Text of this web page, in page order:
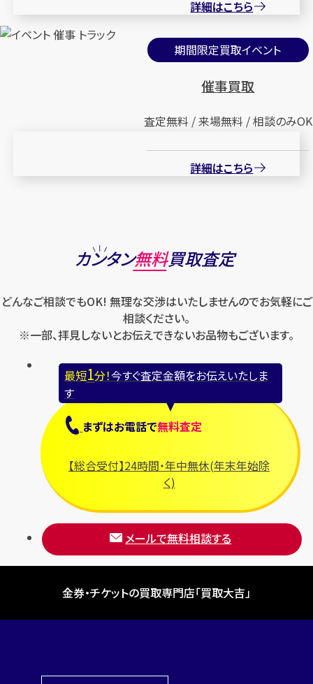
詳細はこちら
期間限定買取イベント
催事買取
査定無料 / 来場無料 / 相談のみOK
詳細はこちら
カンタン無料買取査定
どんなご相談でもOK! 無理な交渉はいたしませんのでお気軽にご
相談ください。
※一部、拝見しないとお伝えできないお品物もございます。
最短1分！今すぐ査定金額をお伝えいたしま
す
まずはお電話で無料査定
【総合受付】24時間・年中無休(年末年始除
く)
メールで無料相談する
金券・チケットの買取専門店「買取大吉」